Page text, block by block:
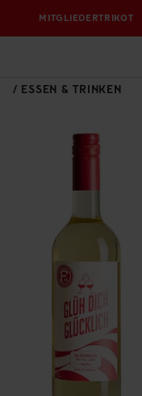
MITGLIEDERTRIKOT
/ ESSEN & TRINKEN